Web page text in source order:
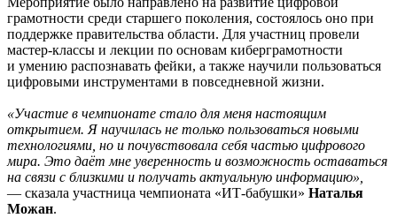
грамотности среди старшего поколения, состоялось оно при
поддержке правительства области. Для участниц провели
мастер-классы и лекции по основам киберграмотности
и умению распознавать фейки, а также научили пользоваться
цифровыми инструментами в повседневной жизни.
«Участие в чемпионате стало для меня настоящим
открытием. Я научилась не только пользоваться новыми
технологиями, но и почувствовала себя частью цифрового
мира. Это даёт мне уверенность и возможность оставаться
на связи с близкими и получать актуальную информацию»,
— сказала участница чемпионата «ИТ-бабушки» Наталья
Можан.